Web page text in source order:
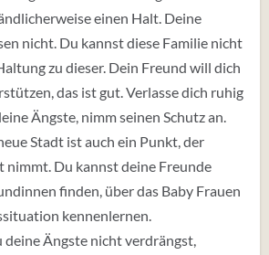
einen Halt. Deine
nicht. Du kannst diese Familie nicht
zu dieser. Dein Freund will dich
das ist gut. Verlasse dich ruhig
Ängste, nimm seinen Schutz an.
Stadt ist auch ein Punkt, der
nimmt. Du kannst deine Freunde
finden, über das Baby Frauen
kennenlernen.
deine Ängste nicht verdrängst,